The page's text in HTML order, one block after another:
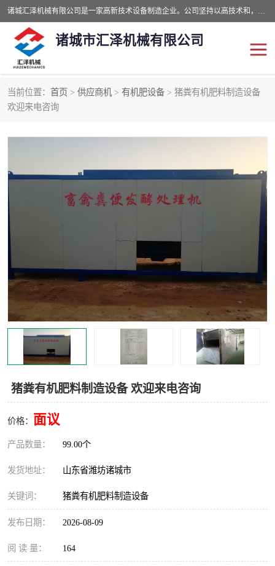
诸城汇泽机械有限公司是一家高新技术设备制造企业。公司坚持以高技术和，高服务于用户，以的环保机械制造设备赢的用户的信赖。现在主要生产死亡畜禽无害化处理和立式和卧式有机肥设备，搅拌机，烘干机，高温发酵机等。污水处理设备，固液分离机。气浮机，化制机等。公司秉承品质，用户至上，科技创新的经营理。
诸城市汇泽机械有限公司
当前位置： 首页 > 供应商机 > 有机肥设备 > 猪粪有机肥料制造设备
欢迎来电咨询
猪粪有机肥料制造设备 欢迎来电咨询
价格： 面议
产品数量： 99.00个
发货地址： 山东省潍坊诸城市
关键词： 猪粪有机肥料制造设备
发布日期： 2026-08-09
阅 读 量： 164
发酵设备
鸡粪发酵机 有机肥设备
纳米膜好氧发酵堆肥机 粪污烘干酶体机
膜式堆肥机 纳米膜发酵
膜式发酵仓